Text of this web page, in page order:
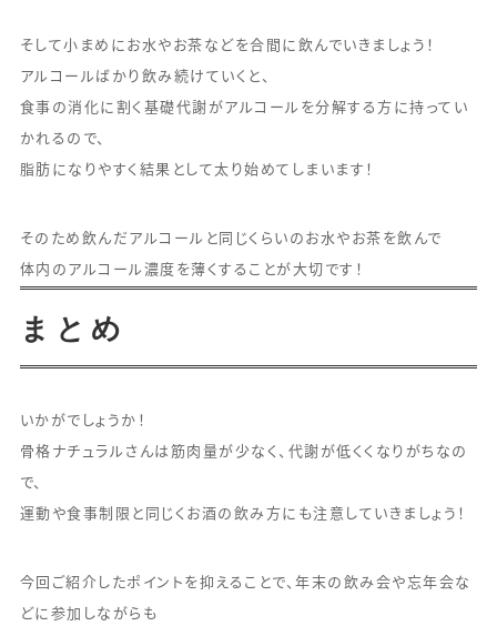
そして小まめにお水やお茶などを合間に飲んでいきましょう！
アルコールばかり飲み続けていくと、
食事の消化に割く基礎代謝がアルコールを分解する方に持ってい
かれるので、
脂肪になりやすく結果として太り始めてしまいます！
そのため飲んだアルコールと同じくらいのお水やお茶を飲んで
体内のアルコール濃度を薄くすることが大切です！
まとめ
いかがでしょうか！
骨格ナチュラルさんは筋肉量が少なく、代謝が低くくなりがちなの
で、
運動や食事制限と同じくお酒の飲み方にも注意していきましょう！
今回ご紹介したポイントを抑えることで、年末の飲み会や忘年会な
どに参加しながらも